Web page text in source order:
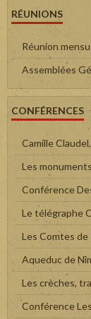
RÉUNIONS
Réunion
Assemblées
CONFÉRENCES
Camille
Les
Conférence
Le télégraphe
Les Comtes
Aqueduc de
Les crèches,
Conférence